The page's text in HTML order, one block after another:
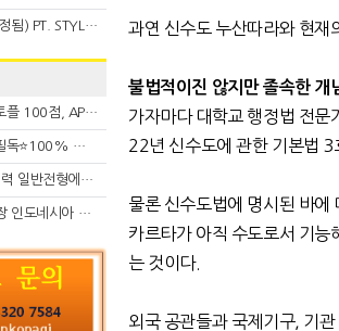
[구인](내용 수정됨) PT. STYLE KOREAN INDONESIA (스타일 코리안 인도네시아)
GPA 그대로, 토플 100점, AP 막막 — 원인은 하나입니다
⭐해외거주자 필독⭐100% 온라인 마지막 한국어교원 2급 추가모집 (~8/2)
해외고 재학 이력 일반전형에서 분명한 입시 강점 살리는 전략
[신간] 황금시장 인도네시아 슈퍼리치의 성공 수업
과연 신수도 누산따라와 현재
불법적이진 않지만 졸속한 개
가자마다 대학교 행정법 전문
22년 신수도에 관한 기본법 3
물론 신수도법에 명시된 바에
카르타가 아직 수도로서 기능
는 것이다.
외국 공관들과 국제기구, 기관